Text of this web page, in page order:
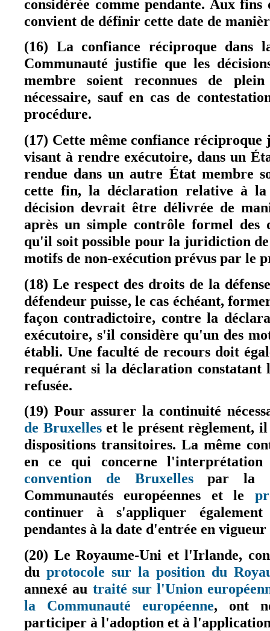
considérée comme pendante. Aux
convient de définir cette date de
(16) La confiance réciproque dans
Communauté justifie que les
membre soient reconnues de
nécessaire, sauf en cas de
procédure.
(17) Cette même confiance
visant à rendre exécutoire, dans un
rendue dans un autre État membre
cette fin, la déclaration relative à la
décision devrait être délivrée de
après un simple contrôle formel des
qu'il soit possible pour la juridiction
motifs de non-exécution prévus par le
(18) Le respect des droits de la
défendeur puisse, le cas échéant,
façon contradictoire, contre la
exécutoire, s'il considère qu'un des
établi. Une faculté de recours doit
requérant si la déclaration constatant
refusée.
(19) Pour assurer la continuité
de Bruxelles (le lien est externe)
et le présent règlement,
dispositions transitoires. La même
en ce qui concerne l'interprétation
convention de Bruxelles (le lien est externe)
par la
Communautés européennes et le
continuer à s'appliquer
pendantes à la date d'entrée en
(20) Le Royaume-Uni et l'Irlande,
du protocole sur la position du
annexé au traité sur l'Union
la Communauté européenne (le lien est
, ont
participer à l'adoption et à